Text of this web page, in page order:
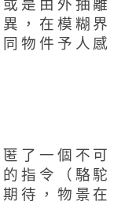
是由外抽離
，在模糊界
物件予人感
了一個不可
指令（駱駝
待，物景在